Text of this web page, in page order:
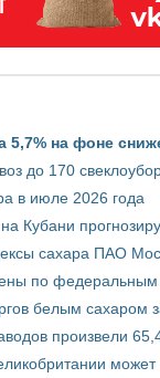
на фоне
до 170
в июле 2026 года
Кубани
сахара ПАО
по федеральным
белым сахаром
произвели